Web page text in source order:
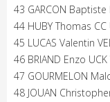
43 GARCON Baptiste
44 HUBY Thomas CC
45 LUCAS Valentin
46 BRIAND Enzo
47 GOURMELON
48 JOUAN